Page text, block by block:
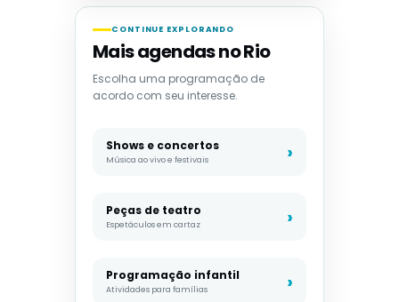
CONTINUE EXPLORANDO
Mais agendas no Rio
Escolha uma programação de
acordo com seu interesse.
Shows e concertos
Música ao vivo e festivais
Peças de teatro
Espetáculos em cartaz
Programação infantil
Atividades para famílias